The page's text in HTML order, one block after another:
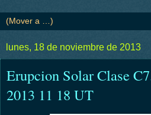
lunes, 18 de noviembre de 2013
Erupcion Solar Clase
2013 11 18 UT